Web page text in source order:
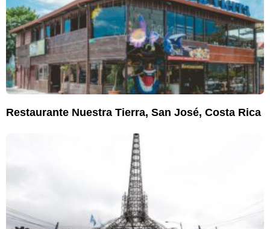
Restaurante Nuestra Tierra, San José, Costa Rica